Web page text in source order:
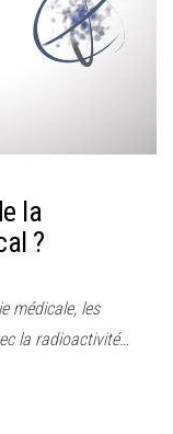
la
?
médicale, les
la radioactivité…